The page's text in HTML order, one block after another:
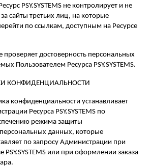
PSY.SYSTEMS не контролирует и не
за сайты третьих лиц, на которые
по ссылкам, доступным на Ресурсе
достоверность персональных
Пользователем Ресурса PSY.SYSTEMS.
КОНФИДЕНЦИАЛЬНОСТИ
конфиденциальности устанавливает
Ресурса PSY.SYSTEMS по
режима защиты
данных, которые
по запросу Администрации при
PSY.SYSTEMS или при оформлении заказа